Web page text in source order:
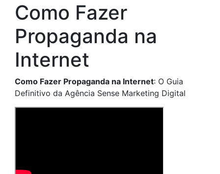
Como Fazer
Propaganda na
Internet
Como Fazer Propaganda na Internet: O Guia
Definitivo da Agência Sense Marketing Digital